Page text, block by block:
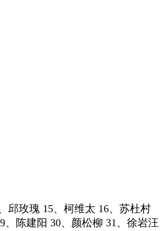
邱玫瑰 15、柯维太 16、苏杜村
、陈建阳 30、颜松柳 31、徐岩汪